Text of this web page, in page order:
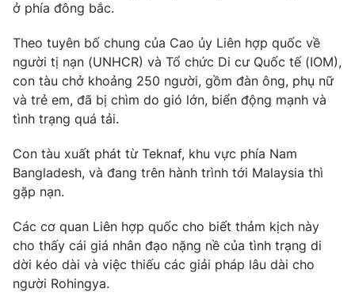
Tư vấn
Chuyên mục khác
Emagazine Podcast
Photo
Video Shorts video
VTV Sức khoẻ Bất động sản
ở phía đông bắc.
Theo tuyên bố chung của Cao ủy Liên hợp quốc về
người tị nạn (UNHCR) và Tổ chức Di cư Quốc tế (IOM),
con tàu chở khoảng 250 người, gồm đàn ông, phụ nữ
và trẻ em, đã bị chìm do gió lớn, biển động mạnh và
tình trạng quá tải.
Con tàu xuất phát từ Teknaf, khu vực phía Nam
Bangladesh, và đang trên hành trình tới Malaysia thì
gặp nạn.
Các cơ quan Liên hợp quốc cho biết thảm kịch này
cho thấy cái giá nhân đạo nặng nề của tình trạng di
dời kéo dài và việc thiếu các giải pháp lâu dài cho
người Rohingya.